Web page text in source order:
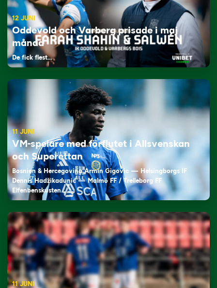
12 JUNI
Oddevold och Varberg prisade i maj
månad
De fick flest…
11 JUNI
VM-spelare med förflutet i Allsvenskan
och Superettan
Bosnien & Hercegovina Armin Gigovic — Helsingborgs IF
Dennis Hadžikadunić — Malmö FF / Trelleborg FF
Elfenbenskusten…
11 JUNI